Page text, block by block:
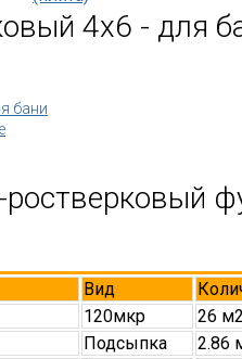
4х6 - для
Вид
120мкр
26
Подсыпка
2.86